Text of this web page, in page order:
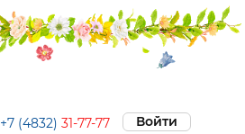
+7 (4832) 31-77-77 Войти